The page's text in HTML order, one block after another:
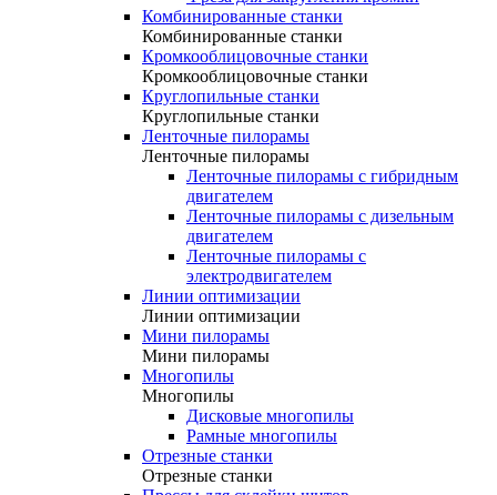
Комбинированные станки
Комбинированные станки
Кромкооблицовочные станки
Кромкооблицовочные станки
Круглопильные станки
Круглопильные станки
Ленточные пилорамы
Ленточные пилорамы
Ленточные пилорамы с гибридным
двигателем
Ленточные пилорамы с дизельным
двигателем
Ленточные пилорамы с
электродвигателем
Линии оптимизации
Линии оптимизации
Мини пилорамы
Мини пилорамы
Многопилы
Многопилы
Дисковые многопилы
Рамные многопилы
Отрезные станки
Отрезные станки